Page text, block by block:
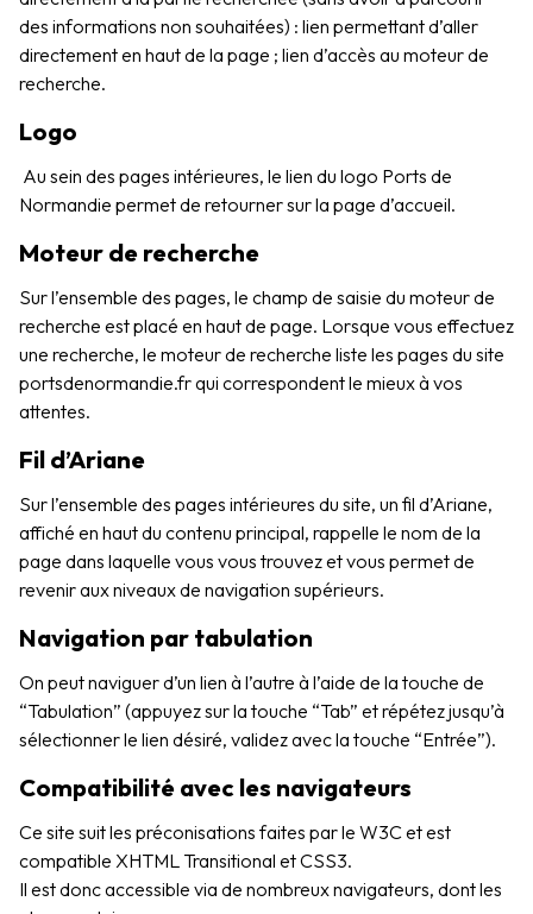
des informations non souhaitées) : lien permettant d’aller
directement en haut de la page ; lien d’accès au moteur de
recherche.
Logo
Au sein des pages intérieures, le lien du logo Ports de
Normandie permet de retourner sur la page d’accueil.
Moteur de recherche
Sur l’ensemble des pages, le champ de saisie du moteur de
recherche est placé en haut de page. Lorsque vous effectuez
une recherche, le moteur de recherche liste les pages du site
portsdenormandie.fr qui correspondent le mieux à vos
attentes.
Fil d’Ariane
Sur l’ensemble des pages intérieures du site, un fil d’Ariane,
affiché en haut du contenu principal, rappelle le nom de la
page dans laquelle vous vous trouvez et vous permet de
revenir aux niveaux de navigation supérieurs.
Navigation par tabulation
On peut naviguer d’un lien à l’autre à l’aide de la touche de
“Tabulation” (appuyez sur la touche “Tab” et répétez jusqu’à
sélectionner le lien désiré, validez avec la touche “Entrée”).
Compatibilité avec les navigateurs
Ce site suit les préconisations faites par le W3C et est
compatible XHTML Transitional et CSS3.
Il est donc accessible via de nombreux navigateurs, dont les